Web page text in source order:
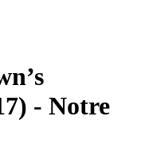
- Notre